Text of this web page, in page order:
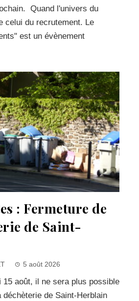
Quand l'univers du
celui du recrutement. Le
est un évènement
: Fermeture de
de Saint-
5 août 2026
15 août, il ne sera plus possible
déchèterie de Saint-Herblain